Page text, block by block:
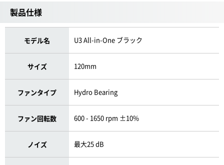
製品仕様
モデル名 U3 All-in-One ブラック
サイズ 120mm
ファンタイプ Hydro Bearing
ファン回転数 600 - 1650 rpm ±10%
ノイズ 最大25 dB